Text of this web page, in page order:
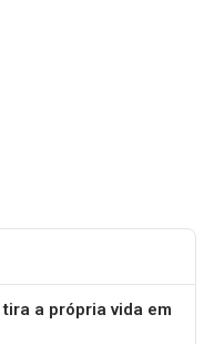
a própria vida em